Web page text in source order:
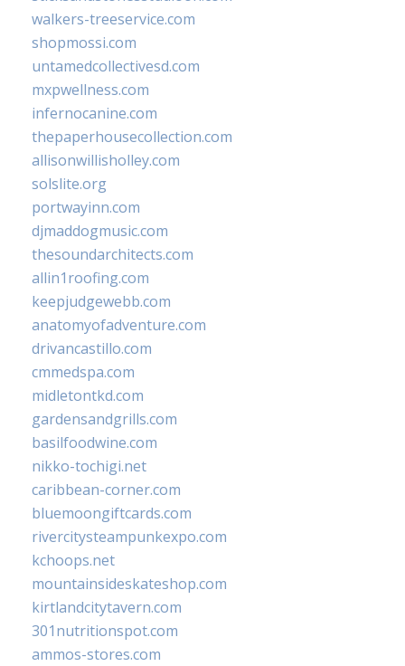
walkers-treeservice.com
shopmossi.com
untamedcollectivesd.com
mxpwellness.com
infernocanine.com
thepaperhousecollection.com
allisonwillisholley.com
solslite.org
portwayinn.com
djmaddogmusic.com
thesoundarchitects.com
allin1roofing.com
keepjudgewebb.com
anatomyofadventure.com
drivancastillo.com
cmmedspa.com
midletontkd.com
gardensandgrills.com
basilfoodwine.com
nikko-tochigi.net
caribbean-corner.com
bluemoongiftcards.com
rivercitysteampunkexpo.com
kchoops.net
mountainsideskateshop.com
kirtlandcitytavern.com
301nutritionspot.com
ammos-stores.com